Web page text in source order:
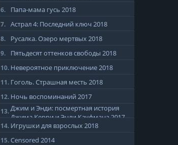
6. Папа-мама гусь 2018
7. Астрал 4: Последний ключ 2018
8. Русалка. Озеро мертвых 2018
9. Пятьдесят оттенков свободы 2018
10. Невероятное приключение 2018
11. Гоголь. Страшная месть 2018
12. Ночь воспоминаний 2017
13. Джим и Энди: посмертная история
Джима Керри и Энди Кауфмана2017
14. Игрушки для взрослых 2018
15. Censored 2014